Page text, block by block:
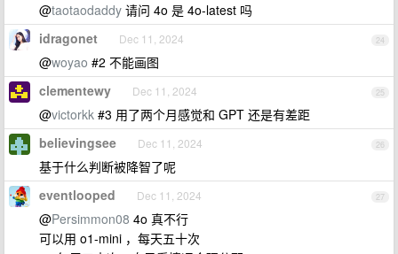
@taotaodaddy 请问 4o 是 4o-latest 吗
24
idragonet Dec 11, 2024
@woyao #2 不能画图
25
clementewy Dec 11, 2024
@victorkk #3 用了两个月感觉和 GPT 还是有差距
26
believingsee Dec 11, 2024
基于什么判断被降智了呢
27
eventlooped Dec 11, 2024
@Persimmon08 4o 真不行
可以用 o1-mini ，每天五十次